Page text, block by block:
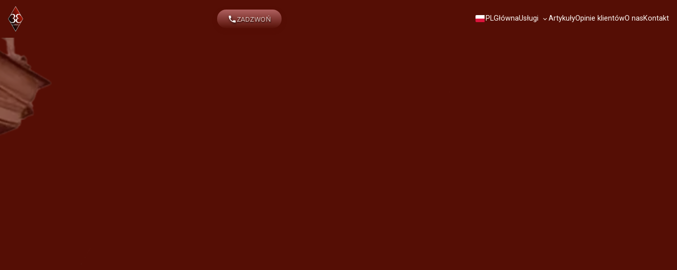
ZADZWOŃ PLGłównaUsługi ArtykułyOpinie klientówO nasKontakt